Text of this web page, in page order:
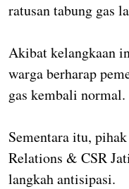
ratusan tabung gas
Akibat kelangkaan
warga berharap
gas kembali normal.
Sementara itu,
Relations & CSR
langkah antisipasi.